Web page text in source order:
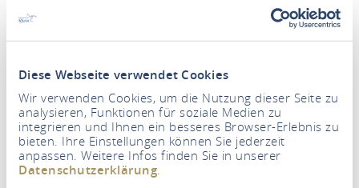
Diese Webseite verwendet Cookies
Wir verwenden Cookies, um die Nutzung dieser Seite zu
analysieren, Funktionen für soziale Medien zu
integrieren und Ihnen ein besseres Browser-Erlebnis zu
bieten. Ihre Einstellungen können Sie jederzeit
anpassen. Weitere Infos finden Sie in unserer
DatenschutzerklärungNewsletter